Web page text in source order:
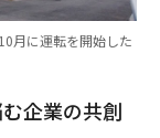
月に運転を開始した
企業の共創